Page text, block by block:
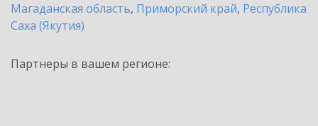
Магаданская область, Приморский край, Республика
Саха (Якутия)
Партнеры в вашем регионе: